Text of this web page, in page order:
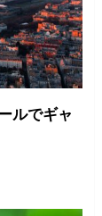
ルでギャ